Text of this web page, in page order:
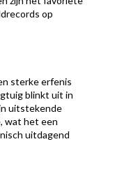
op
sterke erfenis
blinkt uit in
uitstekende
wat het een
uitdagend